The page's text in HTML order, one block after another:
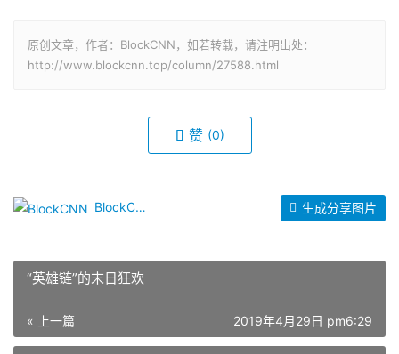
原创文章，作者：BlockCNN，如若转载，请注明出处：
http://www.blockcnn.top/column/27588.html
赞 (0)
BlockCNN 生成分享图片
“英雄链”的末日狂欢
« 上一篇 2019年4月29日 pm6:29